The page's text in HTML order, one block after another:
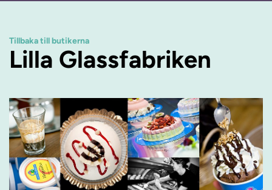
Tillbaka till butikerna
Lilla Glassfabriken